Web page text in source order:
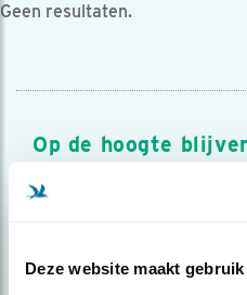
Deze website maakt
Geen resultaten.
Op de hoogte
Meld je aan en ontvang
over vogels en activiteiten